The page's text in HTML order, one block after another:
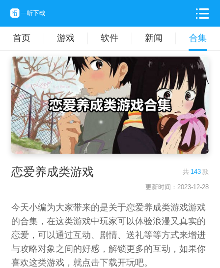
首页 游戏 软件 新闻 合集
恋爱养成类游戏 共 143 款
更新时间：2023-12-28
今天小编为大家带来的是关于恋爱养成类游戏游戏
的合集，在这类游戏中玩家可以体验浪漫又真实的
恋爱，可以通过互动、剧情、送礼等等方式来增进
与攻略对象之间的好感，解锁更多的互动，如果你
喜欢这类游戏，就点击下载开玩吧。